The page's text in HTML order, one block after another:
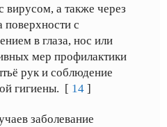
вирусом, а также через
поверхности с
в глаза, нос или
мер профилактики
рук и соблюдение
гигиены. [ 14 ]
заболевание